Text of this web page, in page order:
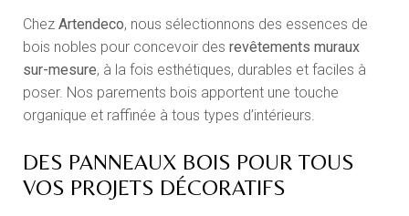
ChezArtendeco, nous sélectionnons des essences de
bois nobles pour concevoir desrevêtements muraux
sur-mesure, à la fois esthétiques, durables et faciles à
poser. Nos parements bois apportent une touche
organique et raffinée à tous types d’intérieurs.
DES PANNEAUX BOIS POUR TOUS
VOS PROJETS DÉCORATIFS